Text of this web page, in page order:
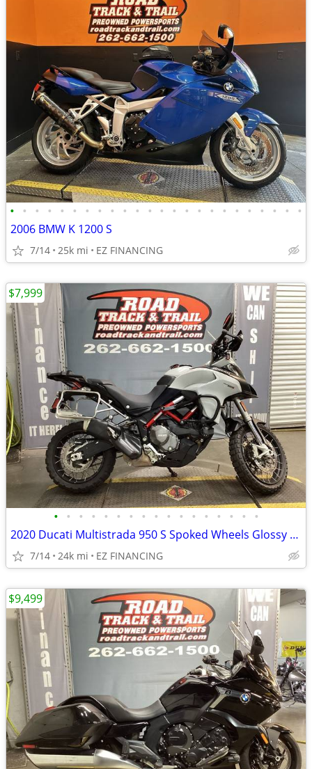
• • • • • • • • • • • • • • • • • • • • • • • •
2006 BMW K 1200 S
7/14 25k mi EZ FINANCING
• • • • • • • • • • • • • • • • •
2020 Ducati Multistrada 950 S Spoked Wheels Glossy Grey
7/14 24k mi EZ FINANCING
$7,999
$9,499